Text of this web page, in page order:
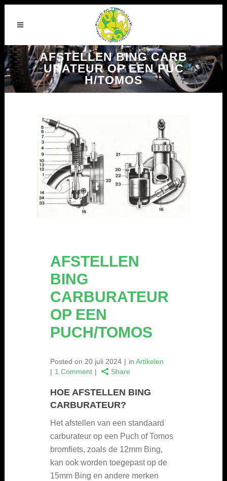
AFSTELLEN BING CARB
URATEUR OP EEN PUC
H/TOMOS
AFSTELLEN
BING
CARBURATEUR
OP EEN
PUCH/TOMOS
Posted on 20 juli 2024 in Artikelen
1 Comment
Share
HOE AFSTELLEN BING
CARBURATEUR?
Het afstellen van een standaard
carburateur op een Puch of Tomos
bromfiets, zoals de 12mm Bing,
kan ook worden toegepast op de
15mm Bing en andere merken